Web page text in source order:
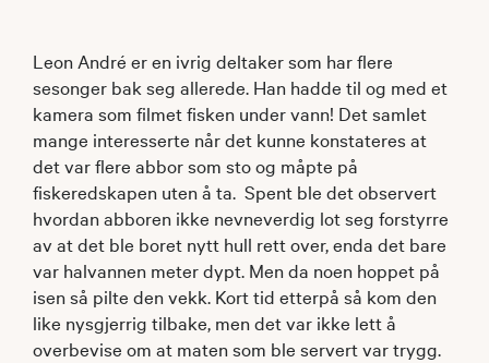
Leon André er en ivrig deltaker som har flere
sesonger bak seg allerede. Han hadde til og med et
kamera som filmet fisken under vann! Det samlet
mange interesserte når det kunne konstateres at
det var flere abbor som sto og måpte på
fiskeredskapen uten å ta. Spent ble det observert
hvordan abboren ikke nevneverdig lot seg forstyrre
av at det ble boret nytt hull rett over, enda det bare
var halvannen meter dypt. Men da noen hoppet på
isen så pilte den vekk. Kort tid etterpå så kom den
like nysgjerrig tilbake, men det var ikke lett å
overbevise om at maten som ble servert var trygg.